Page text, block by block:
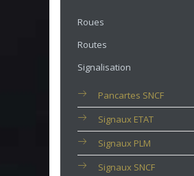
Roues
Routes
Signalisation
Pancartes SNCF
Signaux ETAT
Signaux PLM
Signaux SNCF